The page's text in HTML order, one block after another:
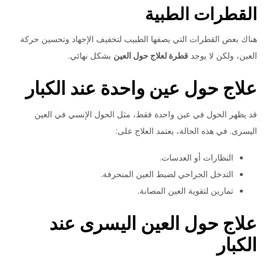
القطرات الطبية
هناك بعض القطرات التي يصفها الطبيب لتخفيف الإجهاد وتحسين حركة
العين، ولكن لا يوجد قطرة لعلاج حول العينبشكل نهائي.
علاج حول عين واحدة عند الكبار
قد يظهر الحول في عين واحدة فقط، مثل الحول الإنسي في العين
اليسرى. في هذه الحالة، يعتمد العلاج على:
النظارات أو العدسات.
التدخل الجراحي لضبط العين المنحرفة.
تمارين لتقوية العين المصابة.
علاج حول العين اليسرى عند
الكبار